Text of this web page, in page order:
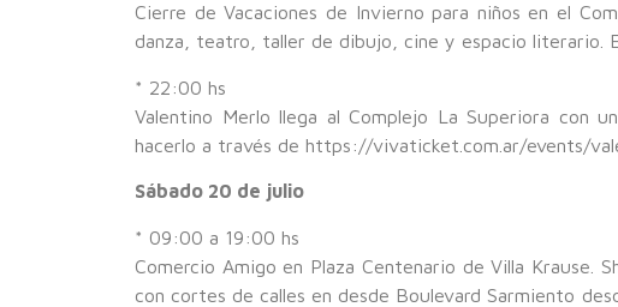
Cierre de Vacaciones de Invierno para niños en el
danza, teatro, taller de dibujo, cine y espacio literario.
* 22:00 hs
Valentino Merlo llega al Complejo La Superiora con
hacerlo a través de https://vivaticket.com.ar/events/
Sábado 20 de julio
* 09:00 a 19:00 hs
Comercio Amigo en Plaza Centenario de Villa Krause.
con cortes de calles en desde Boulevard Sarmiento